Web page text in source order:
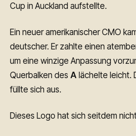
Cup in Auckland aufstellte.
Ein neuer amerikanischer CMO
deutscher. Er zahlte einen
um eine winzige Anpassung
Querbalken des A lächelte leicht.
füllte sich aus.
Dieses Logo hat sich seitdem